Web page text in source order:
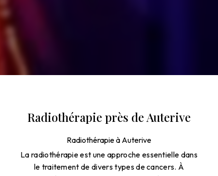
Radiothérapie près de Auterive
Radiothérapie à Auterive
La radiothérapie est une approche essentielle dans
le traitement de divers types de cancers. À